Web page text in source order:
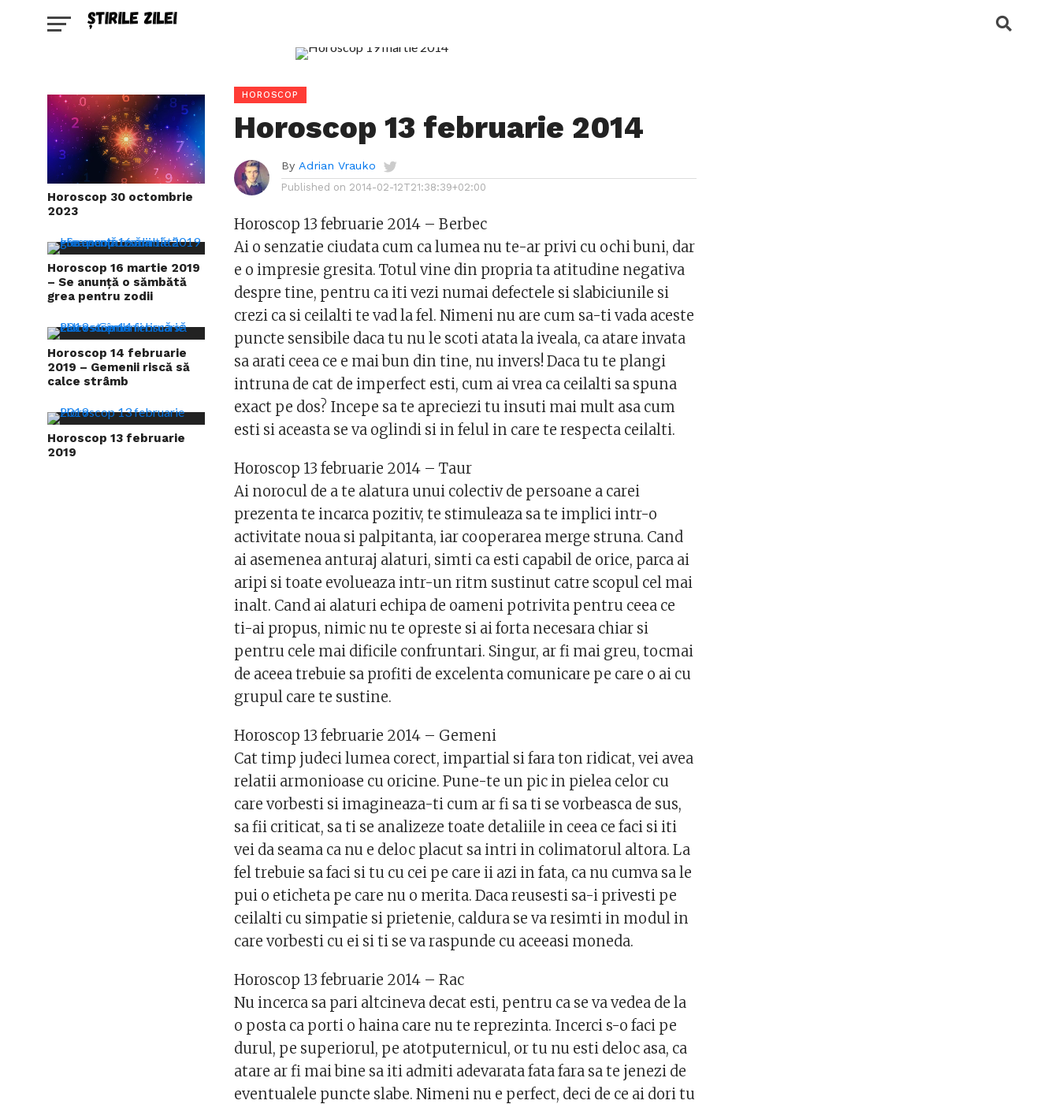
Horoscop 30 octombrie
2023
Horoscop 16 martie 2019
– Se anunță o sămbătă
grea pentru zodii
Horoscop 14 februarie
2019 – Gemenii riscă să
calce strâmb
Horoscop 13 februarie
2019
HOROSCOP
Horoscop 13 februarie 2014
By Adrian Vrauko
Published on 2014-02-12T21:38:39+02:00
Horoscop 13 februarie 2014 – Berbec
Ai o senzatie ciudata cum ca lumea nu te-ar privi cu ochi buni, dar
e o impresie gresita. Totul vine din propria ta atitudine negativa
despre tine, pentru ca iti vezi numai defectele si slabiciunile si
crezi ca si ceilalti te vad la fel. Nimeni nu are cum sa-ti vada aceste
puncte sensibile daca tu nu le scoti atata la iveala, ca atare invata
sa arati ceea ce e mai bun din tine, nu invers! Daca tu te plangi
intruna de cat de imperfect esti, cum ai vrea ca ceilalti sa spuna
exact pe dos? Incepe sa te apreciezi tu insuti mai mult asa cum
esti si aceasta se va oglindi si in felul in care te respecta ceilalti.
Horoscop 13 februarie 2014 – Taur
Ai norocul de a te alatura unui colectiv de persoane a carei
prezenta te incarca pozitiv, te stimuleaza sa te implici intr-o
activitate noua si palpitanta, iar cooperarea merge struna. Cand
ai asemenea anturaj alaturi, simti ca esti capabil de orice, parca ai
aripi si toate evolueaza intr-un ritm sustinut catre scopul cel mai
inalt. Cand ai alaturi echipa de oameni potrivita pentru ceea ce
ti-ai propus, nimic nu te opreste si ai forta necesara chiar si
pentru cele mai dificile confruntari. Singur, ar fi mai greu, tocmai
de aceea trebuie sa profiti de excelenta comunicare pe care o ai cu
grupul care te sustine.
Horoscop 13 februarie 2014 – Gemeni
Cat timp judeci lumea corect, impartial si fara ton ridicat, vei avea
relatii armonioase cu oricine. Pune-te un pic in pielea celor cu
care vorbesti si imagineaza-ti cum ar fi sa ti se vorbeasca de sus,
sa fii criticat, sa ti se analizeze toate detaliile in ceea ce faci si iti
vei da seama ca nu e deloc placut sa intri in colimatorul altora. La
fel trebuie sa faci si tu cu cei pe care ii azi in fata, ca nu cumva sa le
pui o eticheta pe care nu o merita. Daca reusesti sa-i privesti pe
ceilalti cu simpatie si prietenie, caldura se va resimti in modul in
care vorbesti cu ei si ti se va raspunde cu aceeasi moneda.
Horoscop 13 februarie 2014 – Rac
Nu incerca sa pari altcineva decat esti, pentru ca se va vedea de la
o posta ca porti o haina care nu te reprezinta. Incerci s-o faci pe
durul, pe superiorul, pe atotputernicul, or tu nu esti deloc asa, ca
atare ar fi mai bine sa iti admiti adevarata fata fara sa te jenezi de
eventualele puncte slabe. Nimeni nu e perfect, deci de ce ai dori tu